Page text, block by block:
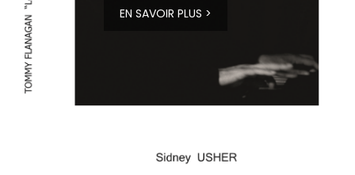
EN SAVOIR PLUS >